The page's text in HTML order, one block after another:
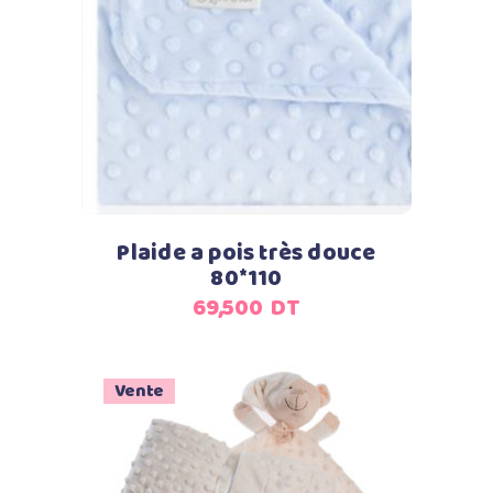
Plaide a pois très douce
80*110
69,500 DT
Vente